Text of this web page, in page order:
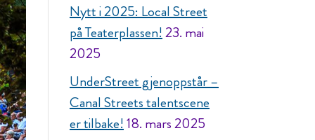
Nytt i 2025: Local Street
på Teaterplassen!23. mai
2025
UnderStreet gjenoppstår –
Canal Streets talentscene
er tilbake!18. mars 2025